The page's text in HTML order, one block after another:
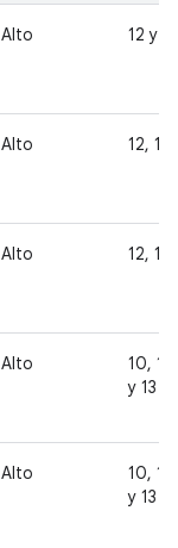
Alto 12 y
Alto 12,
Alto 12,
Alto
10,
y 13
Alto
10,
y 13